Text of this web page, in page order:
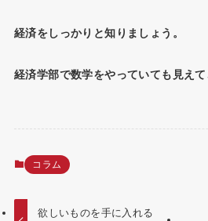
経済をしっかりと知りましょう。
経済学部で数学をやっていても見えて
コラム
欲しいものを手に入れる